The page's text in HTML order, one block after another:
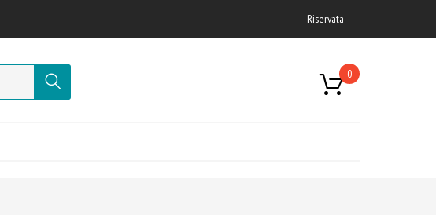
Riservata
0